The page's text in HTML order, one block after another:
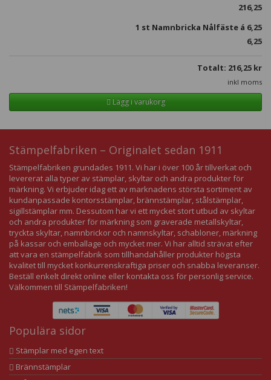
216,25
1 st Namnbricka Nålfäste á 6,25
6,25
Totalt: 216,25 kr
inkl moms
Lägg i varukorg
Stämpelfabriken – Originalet sedan 1911
Stämpelfabriken grundades 1911. Vi har i över 100 år tillverkat och
levererat alla typer av stämplar, skyltar och andra produkter för
märkning. Vi erbjuder idag ett av marknadens största sortiment av
kundanpassade kontorsstämplar, brännstämplar, stålstämplar,
sigillstämplar mm. Dessutom har vi ett mycket stort utbud av skyltar
och andra produkter för märkning som graverade metallskyltar,
tryckta skyltar, namnbrickor och namnskyltar, schabloner, märkning
på kassar och emballage och mycket mer. Vi har alltid strävat efter
att vara en stämpelfabrik som tillhandahåller produkter högsta
kvalitet till mycket konkurrenskraftiga priser och snabba leveranser.
Beställ enkelt direkt online eller kontakta oss för personlig service.
Välkommen till Stämpelfabriken!
Populära sidor
Stämplar med egen text
Brännstämplar